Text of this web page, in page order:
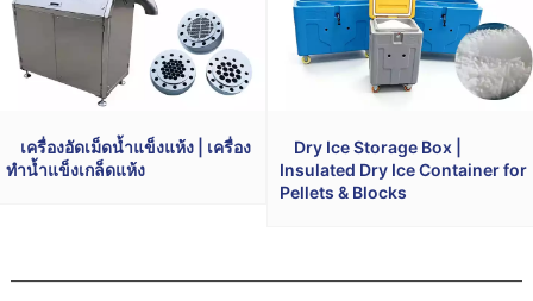
เครื่องอัดเม็ดน้ำแข็งแห้ง | เครื่อง
ทำน้ำแข็งเกล็ดแห้ง
Dry Ice Storage Box |
Insulated Dry Ice Container for
Pellets & Blocks